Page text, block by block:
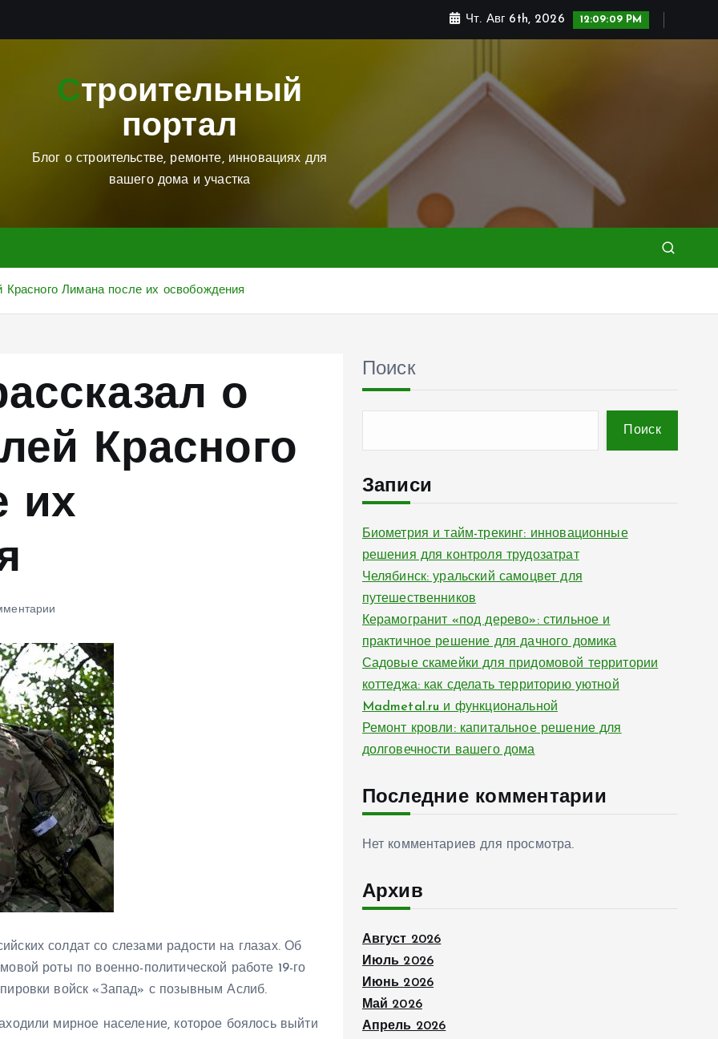
Чт. Авг 6th, 2026 12:09:11 PM
Строительный
портал
Блог о строительстве, ремонте, инновациях для
вашего дома и участка
Лимана после их освобождения
о
Красного
их
солдат со слезами радости на глазах. Об
роты по военно-политической работе 19-го
войск «Запад» с позывным Аслиб.
мирное население, которое боялось выйти
Поиск
Поиск
Записи
Биометрия и тайм-трекинг: инновационные
решения для контроля трудозатрат
Челябинск: уральский самоцвет для
путешественников
Керамогранит «под дерево»: стильное и
практичное решение для дачного домика
Садовые скамейки для придомовой территории
коттеджа: как сделать территорию уютной
Madmetal.ru и функциональной
Ремонт кровли: капитальное решение для
долговечности вашего дома
Последние комментарии
Нет комментариев для просмотра.
Архив
Август 2026
Июль 2026
Июнь 2026
Май 2026
Апрель 2026